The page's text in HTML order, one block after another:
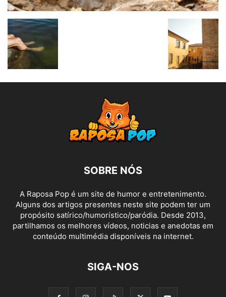
SOBRE NÓS
A Raposa Pop é um site de humor e entretenimento.
Alguns dos artigos presentes neste site podem ter um
propósito satírico/humorístico/paródia. Desde 2013,
partilhamos os melhores vídeos, noticias e anedotas em
conteúdo multimédia disponíveis na internet.
SIGA-NOS